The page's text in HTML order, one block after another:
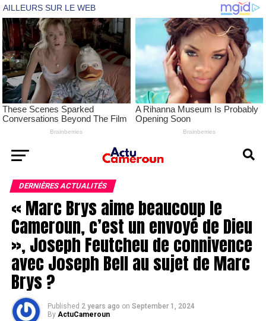
DERNIÈRES ACTUALITÉS
« Marc Brys aime beaucoup le
Cameroun, c’est un envoyé de Dieu
», Joseph Feutcheu de connivence
avec Joseph Bell au sujet de Marc
Brys ?
Published 2 years ago on September 1, 2024
By ActuCameroun